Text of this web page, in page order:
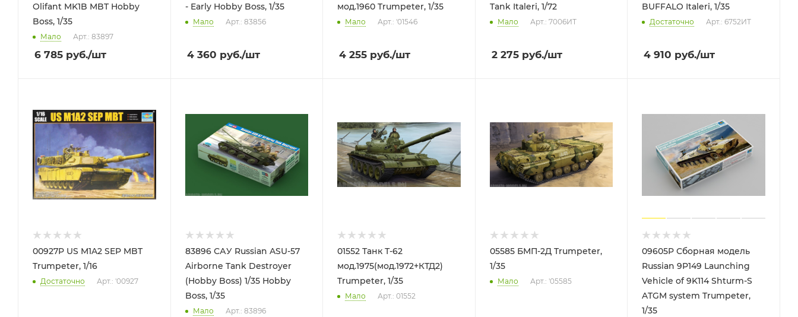
Olifant MK1B MBT Hobby
Boss, 1/35
Мало Арт.: 83897
6 785 руб./шт
- Early Hobby Boss, 1/35
Мало Арт.: 83856
4 360 руб./шт
мод.1960 Trumpeter, 1/35
Мало Арт.: '01546
4 255 руб./шт
Tank Italeri, 1/72
Мало Арт.: 7006ИТ
2 275руб./шт
BUFFALO Italeri, 1/35
Достаточно Арт.: 6752ИТ
4 910 руб./шт
00927P US M1A2 SEP MBT
Trumpeter, 1/16
Достаточно Арт.: '00927
83896 САУ Russian ASU-57
Airborne Tank Destroyer
(Hobby Boss) 1/35 Hobby
Boss, 1/35
Мало Арт.: 83896
01552 Танк Т-62
мод.1975(мод.1972+КТД2)
Trumpeter, 1/35
Мало Арт.: 01552
05585 БМП-2Д Trumpeter,
1/35
Мало Арт.: '05585
09605P Сборная модель
Russian 9P149 Launching
Vehicle of 9K114 Shturm-S
ATGM system Trumpeter,
1/35